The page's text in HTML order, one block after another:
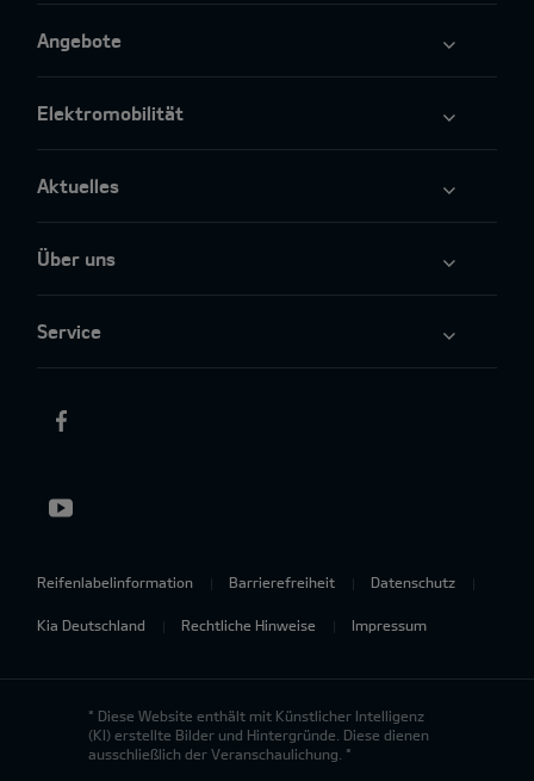
Angebote
Elektromobilität
Aktuelles
Über uns
Service
Reifenlabelinformation Barrierefreiheit Datenschutz
Kia Deutschland Rechtliche Hinweise Impressum
* Diese Website enthält mit Künstlicher Intelligenz
(KI) erstellte Bilder und Hintergründe. Diese dienen
ausschließlich der Veranschaulichung. *